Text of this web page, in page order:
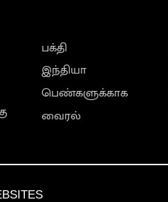
பக்தி
இந்தியா
பெண்களுக்காக
வைரல்